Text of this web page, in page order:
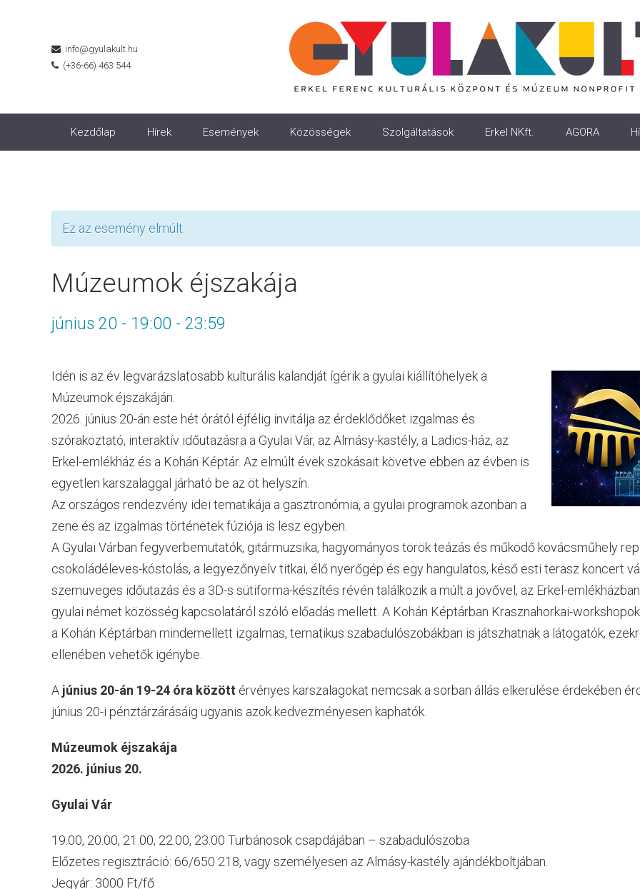
info@gyulakult.hu
(+36-66) 463 544
Kezdőlap Hírek Események Közösségek Szolgáltatások Erkel NKft. AGORA
Ez az esemény elmúlt.
Múzeumok éjszakája
június 20 - 19:00 - 23:59
Idén is az év legvarázslatosabb kulturális kalandját ígérik a gyulai kiállítóhelyek a
Múzeumok éjszakáján.
2026. június 20-án este hét órától éjfélig invitálja az érdeklődőket izgalmas és
szórakoztató, interaktív időutazásra a Gyulai Vár, az Almásy-kastély, a Ladics-ház, az
Erkel-emlékház és a Kohán Képtár. Az elmúlt évek szokásait követve ebben az évben is
egyetlen karszalaggal járható be az öt helyszín.
Az országos rendezvény idei tematikája a gasztronómia, a gyulai programok azonban a
zene és az izgalmas történetek fúziója is lesz egyben.
A Gyulai Várban fegyverbemutatók, gitármuzsika, hagyományos török teázás és működő kovácsműhely
csokoládéleves-kóstolás, a legyezőnyelv titkai, élő nyerőgép és egy hangulatos, késő esti terasz koncert
szemüveges időutazás és a 3D-s sütiforma-készítés révén találkozik a múlt a jövővel, az Erkel-
gyulai német közösség kapcsolatáról szóló előadás mellett. A Kohán Képtárban Krasznahorkai-
a Kohán Képtárban mindemellett izgalmas, tematikus szabadulószobákban is játszhatnak a látogatók;
ellenében vehetők igénybe.
A június 20-án 19-24 óra között érvényes karszalagokat nemcsak a sorban állás elkerülése érdekében
június 20-i pénztárzárásáig ugyanis azok kedvezményesen kaphatók.
Múzeumok éjszakája
2026. június 20.
Gyulai Vár
19.00, 20.00, 21.00, 22.00, 23.00 Turbánosok csapdájában – szabadulószoba
Előzetes regisztráció: 66/650 218, vagy személyesen az Almásy-kastély ajándékboltjában.
Jegyár: 3000 Ft/fő